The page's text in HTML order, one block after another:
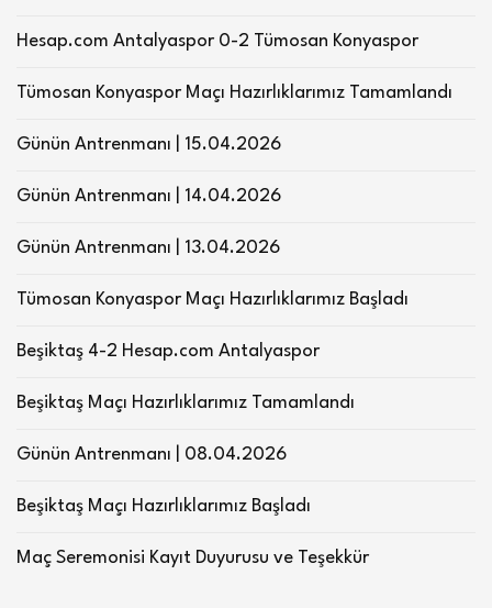
Hesap.com Antalyaspor 0-2 Tümosan Konyaspor
Tümosan Konyaspor Maçı Hazırlıklarımız Tamamlandı
Günün Antrenmanı | 15.04.2026
Günün Antrenmanı | 14.04.2026
Günün Antrenmanı | 13.04.2026
Tümosan Konyaspor Maçı Hazırlıklarımız Başladı
Beşiktaş 4-2 Hesap.com Antalyaspor
Beşiktaş Maçı Hazırlıklarımız Tamamlandı
Günün Antrenmanı | 08.04.2026
Beşiktaş Maçı Hazırlıklarımız Başladı
Maç Seremonisi Kayıt Duyurusu ve Teşekkür